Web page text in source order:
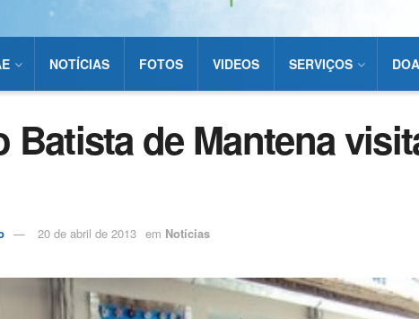
NOTÍCIAS FOTOS VIDEOS SERVIÇOS
Batista de Mantena
20 de abril de 2013 em Notícias